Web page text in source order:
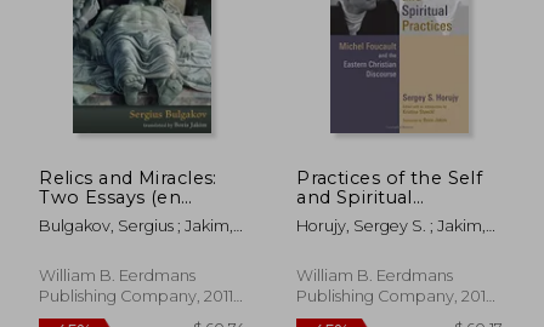
45%
dcto.
$ 340.39
$ 187.21
45%
dcto.
Relics and Miracles:
Two Essays (en
Inglés)
Bulgakov, Sergius ; Jakim,
William B. Eerdmans
Publishing Company, 2011,
Tapa Blanda, Nuevo
Practices of the Self
and Spiritual
Practices: Michel
Foucault and the
Discourse (en Inglés)
Horujy, Sergey S. ; Jakim,
William B. Eerdmans
Publishing Company, 2015,
Tapa Blanda, Nuevo